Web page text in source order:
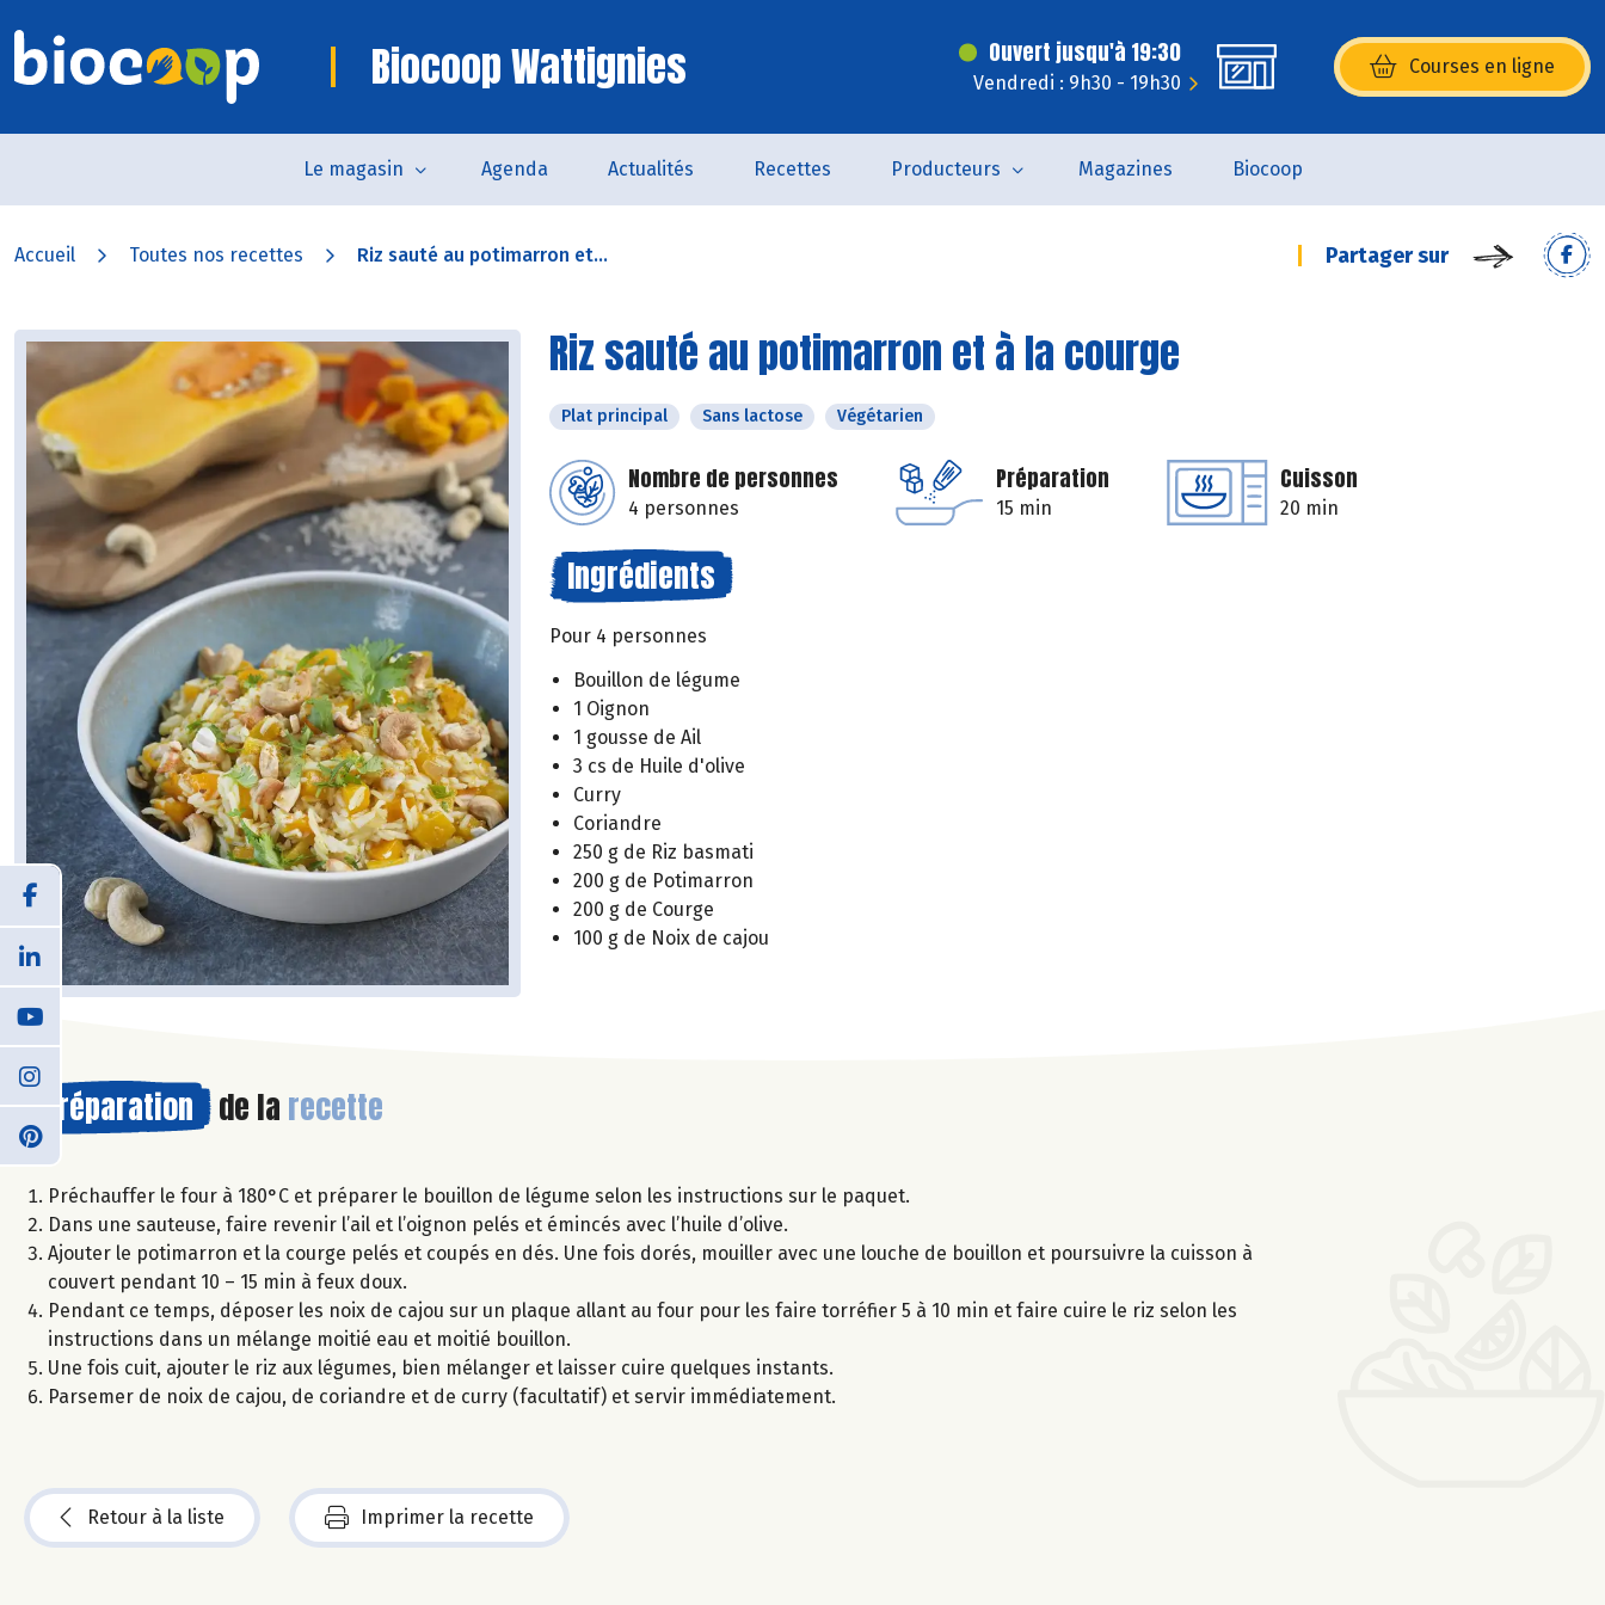
Biocoop Wattignies Ouvert jusqu'à 19:30
Vendredi : 9h30 - 19h30
Courses en ligne
(s’ouvre dans une nouvelle
Le magasin Agenda Actualités Recettes Producteurs Magazines Biocoop
Accueil Toutes nos recettes Riz sauté au potimarron et... Partager sur
Riz sauté au potimarron et à la courge
Plat principal Sans lactose Végétarien
Nombre de personnes
4 personnes
Préparation
15 min
Cuisson
20 min
Ingrédients
Pour 4 personnes
Bouillon de légume
1 Oignon
1 gousse de Ail
3 cs de Huile d'olive
Curry
Coriandre
250 g de Riz basmati
200 g de Potimarron
200 g de Courge
100 g de Noix de cajou
Préparation de la recette
Préchauffer le four à 180°C et préparer le bouillon de légume selon les instructions sur le paquet.
Dans une sauteuse, faire revenir l’ail et l’oignon pelés et émincés avec l’huile d’olive.
Ajouter le potimarron et la courge pelés et coupés en dés. Une fois dorés, mouiller avec une louche de bouillon et poursuivre la cuisson à
couvert pendant 10 – 15 min à feux doux.
Pendant ce temps, déposer les noix de cajou sur un plaque allant au four pour les faire torréfier 5 à 10 min et faire cuire le riz selon les
instructions dans un mélange moitié eau et moitié bouillon.
Une fois cuit, ajouter le riz aux légumes, bien mélanger et laisser cuire quelques instants.
Parsemer de noix de cajou, de coriandre et de curry (facultatif) et servir immédiatement.
Retour à la liste Imprimer la recette